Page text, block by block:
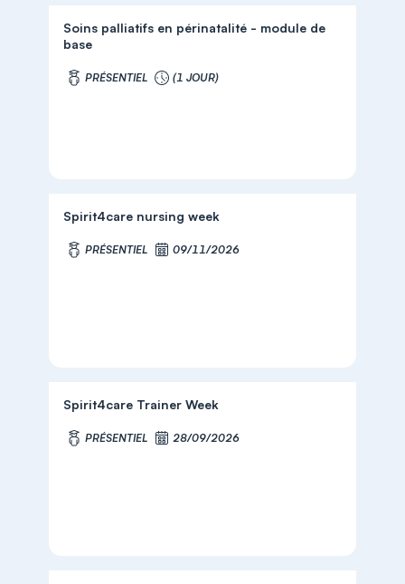
Soins palliatifs en périnatalité - module de
base
PRÉSENTIEL (1 JOUR)
Spirit4care nursing week
PRÉSENTIEL 09/11/2026
Spirit4care Trainer Week
PRÉSENTIEL 28/09/2026